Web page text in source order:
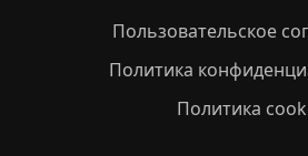
Пользовательское
Политика
Политика